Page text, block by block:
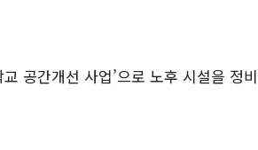
공간개선 사업’으로 노후 시설을 정